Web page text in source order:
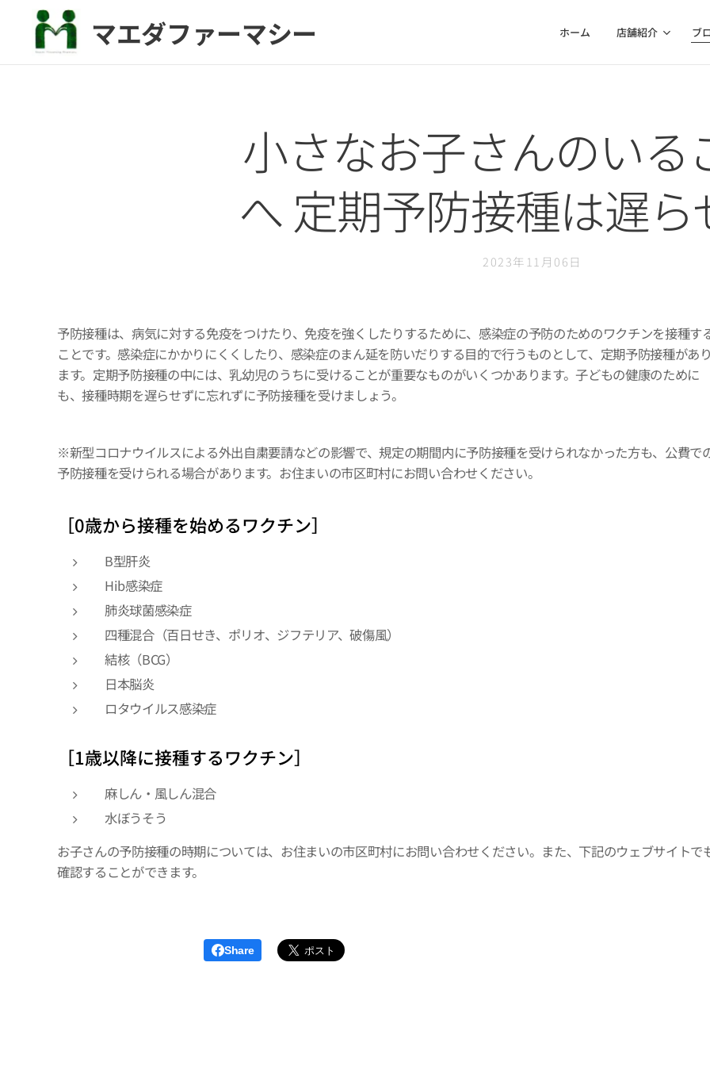
マエダファーマシー ホーム 店舗紹介 ブ
小さなお子さんのいる
へ 定期予防接種は遅
2023年11月06日
予防接種は、病気に対する免疫をつけたり、免疫を強くしたりするために、感染症の予防のためのワクチンを接種す
ことです。感染症にかかりにくくしたり、感染症のまん延を防いだりする目的で行うものとして、定期予防接種があ
ます。定期予防接種の中には、乳幼児のうちに受けることが重要なものがいくつかあります。子どもの健康のために
も、接種時期を遅らせずに忘れずに予防接種を受けましょう。
※新型コロナウイルスによる外出自粛要請などの影響で、規定の期間内に予防接種を受けられなかった方も、公費で
予防接種を受けられる場合があります。お住まいの市区町村にお問い合わせください。
［0歳から接種を始めるワクチン］
B型肝炎
Hib感染症
肺炎球菌感染症
四種混合（百日せき、ポリオ、ジフテリア、破傷風）
結核（BCG）
日本脳炎
ロタウイルス感染症
［1歳以降に接種するワクチン］
麻しん・風しん混合
水ぼうそう
お子さんの予防接種の時期については、お住まいの市区町村にお問い合わせください。また、下記のウェブサイトで
確認することができます。
Share